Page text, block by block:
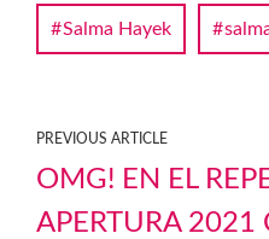
Salma Hayek
PREVIOUS ARTICLE
OMG! EN EL
APERTURA 2021